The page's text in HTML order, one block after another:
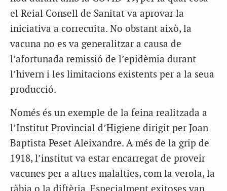
el Reial Consell de Sanitat va aprovar la
iniciativa a correcuita. No obstant això, la
vacuna no es va generalitzar a causa de
l’afortunada remissió de l’epidèmia durant
l’hivern i les limitacions existents per a la seua
producció.
Només és un exemple de la feina realitzada a
l’Institut Provincial d’Higiene dirigit per Joan
Baptista Peset Aleixandre. A més de la grip de
1918, l’institut va estar encarregat de proveir
vacunes per a altres malalties, com la verola, la